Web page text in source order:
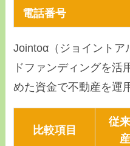
電話番号
Jointoα（ジョイントア
ドファンディングを活
めた資金で不動産を運
比較項目
従